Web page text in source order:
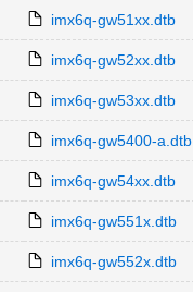
imx6q-gw51xx.dtb
imx6q-gw52xx.dtb
imx6q-gw53xx.dtb
imx6q-gw5400-a.dtb
imx6q-gw54xx.dtb
imx6q-gw551x.dtb
imx6q-gw552x.dtb